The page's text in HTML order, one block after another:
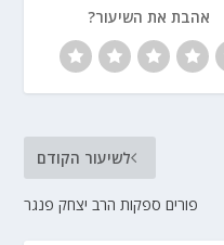
אהבת את השיעור?
לשיעור הקודם
פורים ספקות הרב יצחק פנגר